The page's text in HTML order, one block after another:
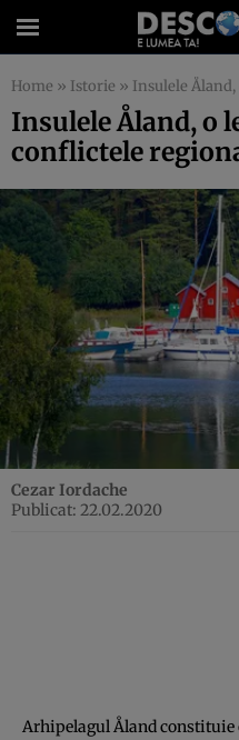
Home » Istorie » Insulele Åland, o
Insulele Åland, o
conflictele
Cezar Iordache
Publicat: 22.02.2020
Arhipelagul Åland constituie